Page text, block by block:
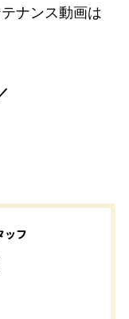
ナンス動画は
ッフ